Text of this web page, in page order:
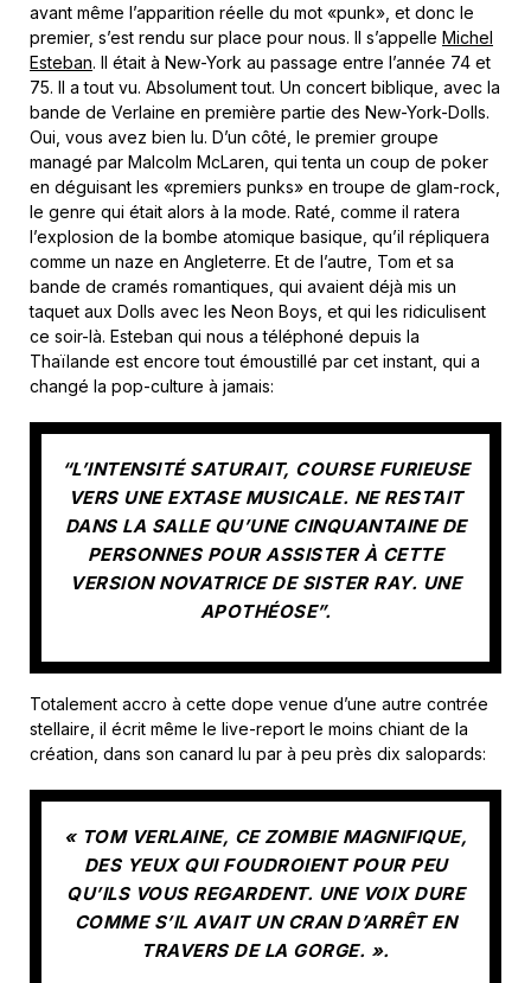
avant même l’apparition réelle du mot «punk», et donc le
premier, s’est rendu sur place pour nous. Il s’appelle Michel
Esteban. Il était à New-York au passage entre l’année 74 et
75. Il a tout vu. Absolument tout. Un concert biblique, avec la
bande de Verlaine en première partie des New-York-Dolls.
Oui, vous avez bien lu. D’un côté, le premier groupe
managé par Malcolm McLaren, qui tenta un coup de poker
en déguisant les «premiers punks» en troupe de glam-rock,
le genre qui était alors à la mode. Raté, comme il ratera
l’explosion de la bombe atomique basique, qu’il répliquera
comme un naze en Angleterre. Et de l’autre, Tom et sa
bande de cramés romantiques, qui avaient déjà mis un
taquet aux Dolls avec les Neon Boys, et qui les ridiculisent
ce soir-là. Esteban qui nous a téléphoné depuis la
Thaïlande est encore tout émoustillé par cet instant, qui a
changé la pop-culture à jamais:
“L’INTENSITÉ SATURAIT, COURSE FURIEUSE
VERS UNE EXTASE MUSICALE. NE RESTAIT
DANS LA SALLE QU’UNE CINQUANTAINE DE
PERSONNES POUR ASSISTER À CETTE
VERSION NOVATRICE DE SISTER RAY. UNE
APOTHÉOSE”.
Totalement accro à cette dope venue d’une autre contrée
stellaire, il écrit même le live-report le moins chiant de la
création, dans son canard lu par à peu près dix salopards:
« TOM VERLAINE, CE ZOMBIE MAGNIFIQUE,
DES YEUX QUI FOUDROIENT POUR PEU
QU’ILS VOUS REGARDENT. UNE VOIX DURE
COMME S’IL AVAIT UN CRAN D’ARRÊT EN
TRAVERS DE LA GORGE. ».